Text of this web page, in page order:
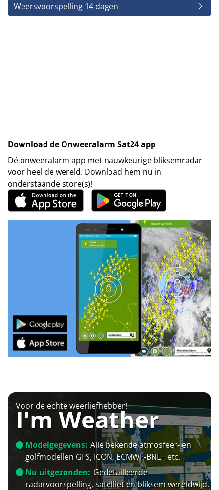
Weersvoorspelling 14 dagen
Download de Onweeralarm Sat24 app
Dé onweeralarm app met nauwkeurige bliksemradar
voor heel de wereld. Download hem nu in
onderstaande store(s)!
Voor de echte weerliefhebber!
I'm Weather
Modelgegevens: Alle bekende atmosfeer- en
golfmodellen GFS, ICON, ECMWF-BNL+ etc.
Nu uitgezonden: Gedetailleerde
radarvoorspelling, satelliet en bliksem wereldwijd.